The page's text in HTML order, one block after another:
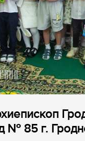
№ 85 г.